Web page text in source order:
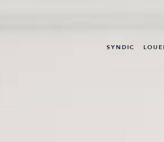
SYNDIC